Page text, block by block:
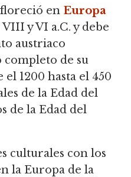
en Europa
y VI a.C.y debe
austriaco
de su
el 1200 hasta el 450
de la Edad del
de la Edad del
culturales con los
la Europa de la